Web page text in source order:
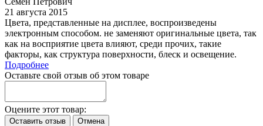
21 августа 2015
Цвета, представленные на дисплее, воспроизведены
электронным способом. не заменяют оригинальные цвета, так
как на восприятие цвета влияют, среди прочих, такие
факторы, как структура поверхности, блеск и освещение.
Подробнее
Оставьте свой отзыв об этом товаре
Оцените этот товар: